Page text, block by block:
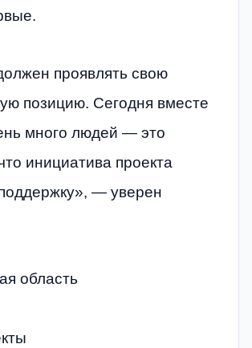
проявлять свою
позицию. Сегодня вместе
много людей — это
инициатива проекта
— уверен
область